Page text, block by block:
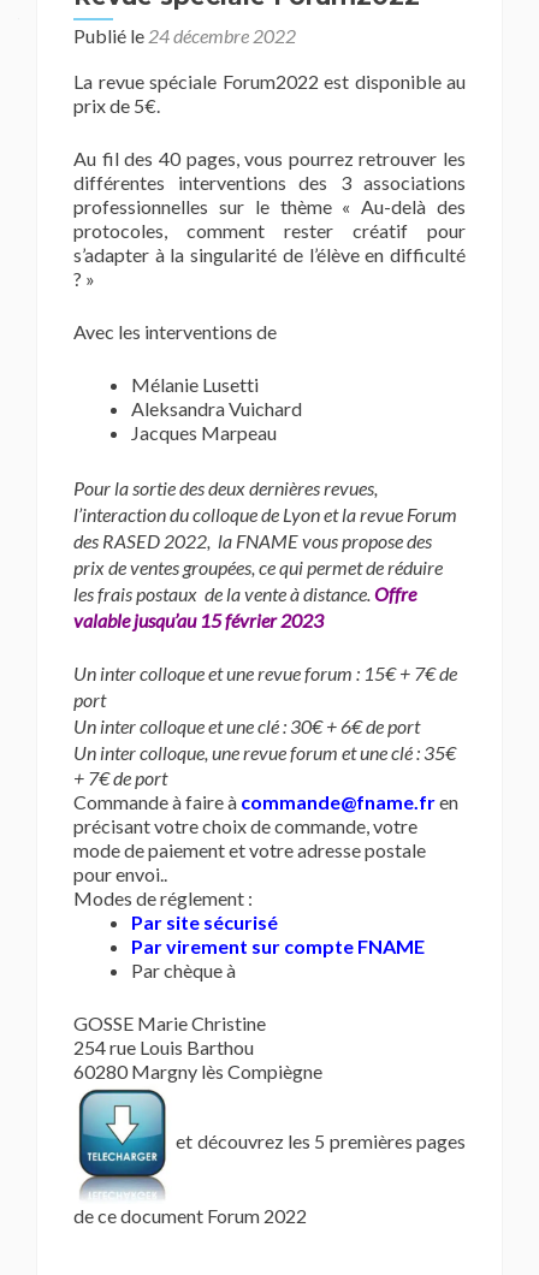
Publié le 24 décembre 2022
La revue spéciale Forum2022 est disponible au
prix de 5€.
Au fil des 40 pages, vous pourrez retrouver les
différentes interventions des 3 associations
professionnelles sur le thème « Au-delà des
protocoles, comment rester créatif pour
s’adapter à la singularité de l’élève en difficulté
? »
Avec les interventions de
Mélanie Lusetti
Aleksandra Vuichard
Jacques Marpeau
Pour la sortie des deux dernières revues,
l’interaction du colloque de Lyon et la revue Forum
des RASED 2022, la FNAME vous propose des
prix de ventes groupées, ce qui permet de réduire
les frais postaux de la vente à distance. Offre
valable jusqu’au 15 février 2023
Un inter colloque et une revue forum : 15€ + 7€ de
port
Un inter colloque et une clé : 30€ + 6€ de port
Un inter colloque, une revue forum et une clé : 35€
+ 7€ de port
Commande à faire à commande@fname.fren
précisant votre choix de commande, votre
mode de paiement et votre adresse postale
pour envoi..
Modes de réglement :
Par site sécurisé
Par virement sur compte FNAME
Par chèque à
GOSSE Marie Christine
254 rue Louis Barthou
60280 Margny lès Compiègne
et découvrez les 5 premières pages
de ce document Forum 2022